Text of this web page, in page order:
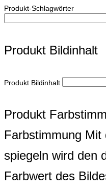
Produkt-Schlagwörter
Produkt Bildinhalt
Produkt Bildinhalt
Produkt
Farbstimmung Mit
spiegeln wird den
Farbwert des